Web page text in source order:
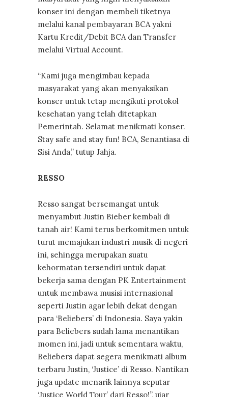
konser ini dengan membeli tiketnya
melalui kanal pembayaran BCA yakni
Kartu Kredit/Debit BCA dan Transfer
melalui Virtual Account.
“Kami juga mengimbau kepada
masyarakat yang akan menyaksikan
konser untuk tetap mengikuti protokol
kesehatan yang telah ditetapkan
Pemerintah. Selamat menikmati konser.
Stay safe and stay fun! BCA, Senantiasa di
Sisi Anda,” tutup Jahja.
RESSO
Resso sangat bersemangat untuk
menyambut Justin Bieber kembali di
tanah air! Kami terus berkomitmen untuk
turut memajukan industri musik di negeri
ini, sehingga merupakan suatu
kehormatan tersendiri untuk dapat
bekerja sama dengan PK Entertainment
untuk membawa musisi internasional
seperti Justin agar lebih dekat dengan
para ‘Beliebers’ di Indonesia. Saya yakin
para Beliebers sudah lama menantikan
momen ini, jadi untuk sementara waktu,
Beliebers dapat segera menikmati album
terbaru Justin, ‘Justice’ di Resso. Nantikan
juga update menarik lainnya seputar
‘Justice World Tour’ dari Resso!”, ujar